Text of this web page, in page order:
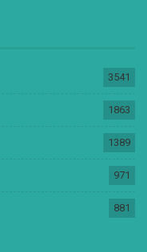
3541
1863
1389
971
881